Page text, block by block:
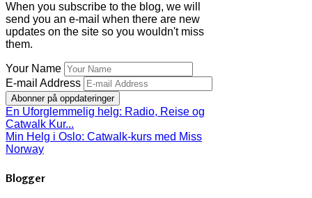
When you subscribe to the blog, we will
send you an e-mail when there are new
updates on the site so you wouldn't miss
them.
Your Name
E-mail Address
Abonner på oppdateringer
En Uforglemmelig helg: Radio, Reise og
Catwalk Kur...
Min Helg i Oslo: Catwalk-kurs med Miss
Norway
Blogger